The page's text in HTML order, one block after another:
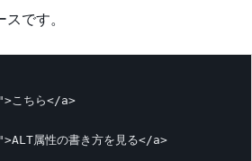
です。
ちら</a>
属性の書き方を見る</a>